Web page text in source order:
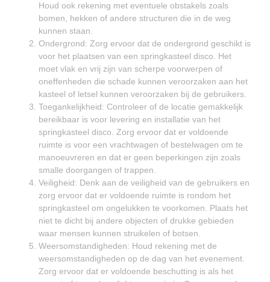
Houd ook rekening met eventuele obstakels zoals
bomen, hekken of andere structuren die in de weg
kunnen staan.
Ondergrond: Zorg ervoor dat de ondergrond geschikt is
voor het plaatsen van een springkasteel disco. Het
moet vlak en vrij zijn van scherpe voorwerpen of
oneffenheden die schade kunnen veroorzaken aan het
kasteel of letsel kunnen veroorzaken bij de gebruikers.
Toegankelijkheid: Controleer of de locatie gemakkelijk
bereikbaar is voor levering en installatie van het
springkasteel disco. Zorg ervoor dat er voldoende
ruimte is voor een vrachtwagen of bestelwagen om te
manoeuvreren en dat er geen beperkingen zijn zoals
smalle doorgangen of trappen.
Veiligheid: Denk aan de veiligheid van de gebruikers en
zorg ervoor dat er voldoende ruimte is rondom het
springkasteel om ongelukken te voorkomen. Plaats het
niet te dicht bij andere objecten of drukke gebieden
waar mensen kunnen struikelen of botsen.
Weersomstandigheden: Houd rekening met de
weersomstandigheden op de dag van het evenement.
Zorg ervoor dat er voldoende beschutting is als het